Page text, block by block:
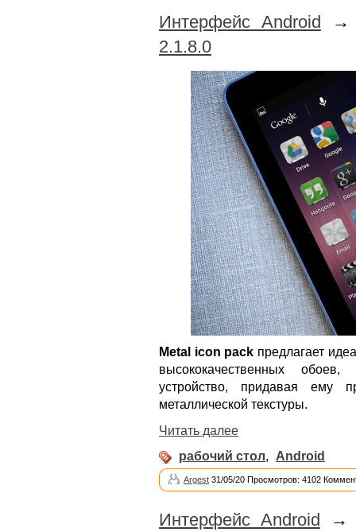
Интерфейс Android
2.1.8.0
Metal icon pack предлагает
высококачественных
устройство, придавая ему
металлической текстуры.
Читать далее
рабочий стол, Android
Argest 31/05/20 Просмотров: 4102
Интерфейс Android